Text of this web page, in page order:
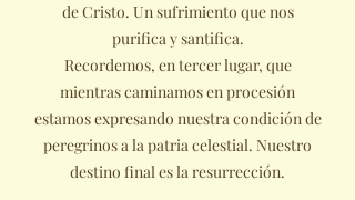
de Cristo. Un sufrimiento que nos
purifica y santifica.
Recordemos, en tercer lugar, que
mientras caminamos en procesión
estamos expresando nuestra condición de
peregrinos a la patria celestial. Nuestro
destino final es la resurrección.